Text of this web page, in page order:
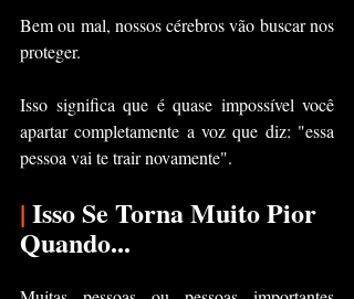
Bem ou mal, nossos cérebros vão buscar nos
proteger.
Isso significa que é quase impossível você
apartar completamente a voz que diz: "essa
pessoa vai te trair novamente".
| Isso Se Torna Muito Pior
Quando...